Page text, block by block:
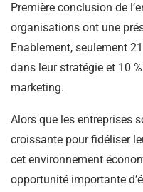
Première conclusion de
organisations ont une
Enablement, seulement
dans leur stratégie et 10
marketing.
Alors que les entreprises
croissante pour fidéliser
cet environnement
opportunité importante